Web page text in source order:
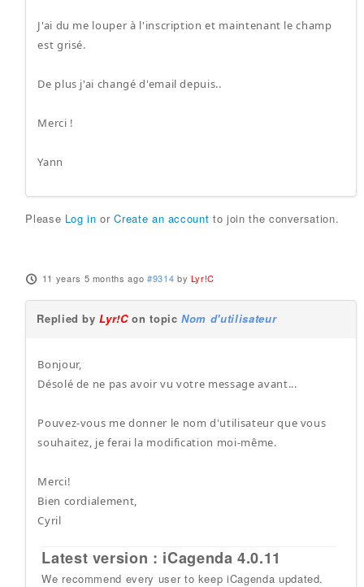
J'ai du me louper à l'inscription et maintenant le champ
est grisé.
De plus j'ai changé d'email depuis..
Merci !
Yann
Please Log in orCreate an account to join the conversation.
11 years 5 months ago #9314 by Lyr!C
Replied byLyr!Con topicNom d'utilisateur
Bonjour,
Désolé de ne pas avoir vu votre message avant...
Pouvez-vous me donner le nom d'utilisateur que vous
souhaitez, je ferai la modification moi-même.
Merci!
Bien cordialement,
Cyril
Latest version : iCagenda 4.0.11
We recommend every user to keep iCagenda updated.